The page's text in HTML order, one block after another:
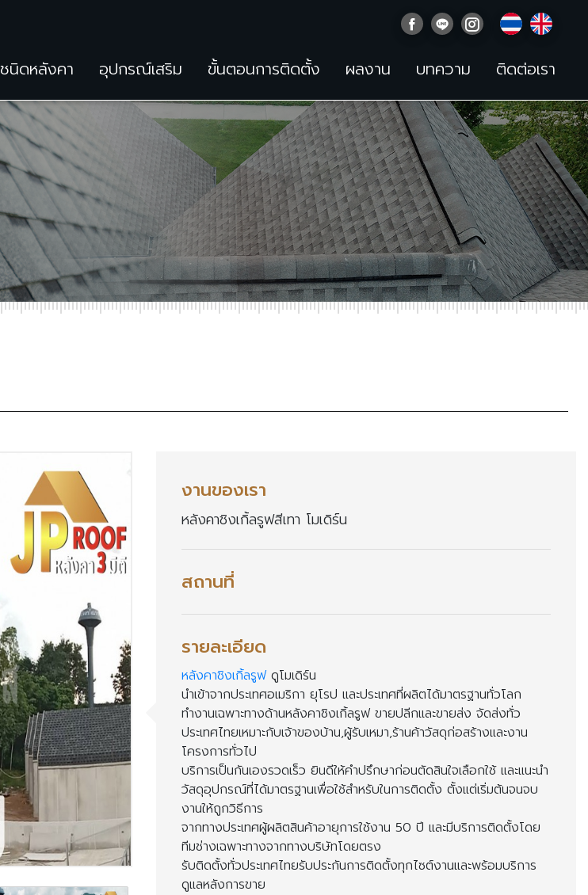
ชนิดหลังคา อุปกรณ์เสริม ขั้นตอนการติดตั้ง ผลงาน บทความ ติดต่อเรา
งานของเรา
หลังคาชิงเกิ้ลรูฟสีเทา โมเดิร์น
สถานที่
รายละเอียด
หลังคาชิงเกิ้ลรูฟ ดูโมเดิร์น
นำเข้าจากประเทศอเมริกา ยุโรป และประเทศที่ผลิตได้มาตรฐานทั่วโลก
ทำงานเฉพาะทางด้านหลังคาชิงเกิ้ลรูฟ ขายปลีกและขายส่ง จัดส่งทั่ว
ประเทศไทยเหมาะกับเจ้าของบ้าน,ผู้รับเหมา,ร้านค้าวัสดุก่อสร้างและงาน
ครงการทั่วไป
บริการเป็นกันเองรวดเร็ว ยินดีให้คำปรึกษาก่อนตัดสินใจเลือกใช้ และแนะนำ
วัสดุอุปกรณ์ที่ได้มาตรฐานเพื่อใช้สำหรับในการติดตั้ง ตั้งแต่เริ่มต้นจนจบ
งานให้ถูกวิธีการ
จากทางประเทศผู้ผลิตสินค้าอายุการใช้งาน 50 ปี และมีบริการติดตั้งโด
ทีมช่างเฉพาะทางจากทางบริษัทโดยตรง
รับติดตั้งทั่วประเทศไทยรับประกันการติดตั้งทุกไซต์งานและพร้อมบริการ
ดูแลหลังการขา